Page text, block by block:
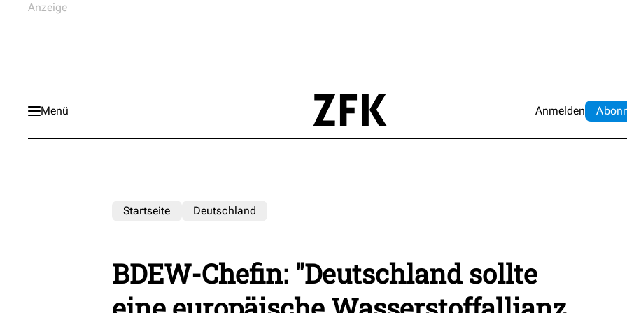
Menü Anmelden Abo
Startseite Deutschland
BDEW-Chefin: "Deutschland sollte